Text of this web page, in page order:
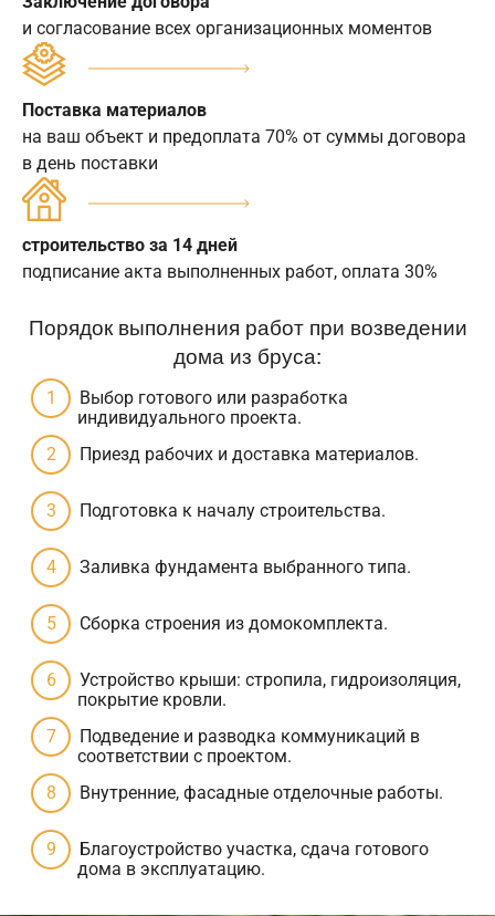
и согласование всех организационных моментов
Поставка материалов
на ваш объект и предоплата 70% от суммы договора
в день поставки
строительство за 14 дней
подписание акта выполненных работ, оплата 30%
Порядок выполнения работ при возведении
дома из бруса:
Выбор готового или разработка
индивидуального проекта.
Приезд рабочих и доставка материалов.
Подготовка к началу строительства.
Заливка фундамента выбранного типа.
Сборка строения из домокомплекта.
Устройство крыши: стропила, гидроизоляция,
покрытие кровли.
Подведение и разводка коммуникаций в
соответствии с проектом.
Внутренние, фасадные отделочные работы.
Благоустройство участка, сдача готового
дома в эксплуатацию.